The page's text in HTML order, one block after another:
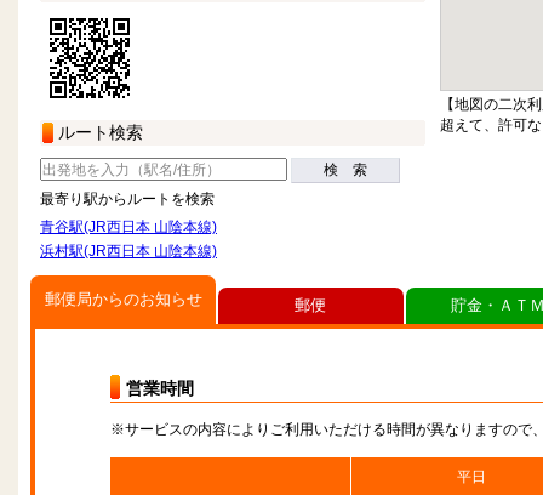
ルート検索
検 索
最寄り駅からルートを検索
青谷駅(JR西日本 山陰本線)
浜村駅(JR西日本 山陰本線)
【地図の二次
超えて、許可
郵便局からのお知らせ
営業時間
※サービスの内容によりご利用いただける時間が異なりますので
平日
郵便 貯金・ＡＴ